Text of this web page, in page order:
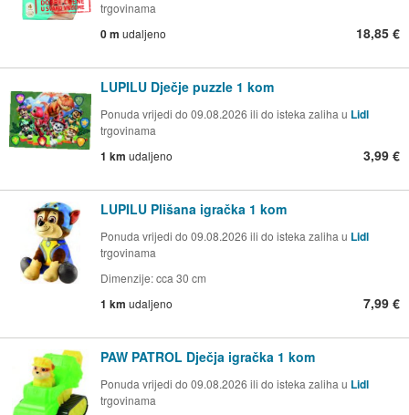
trgovinama
0 m udaljeno 18,85 €
LUPILU Dječje puzzle 1 kom
Ponuda vrijedi do 09.08.2026 ili do isteka zaliha u Lidl
trgovinama
1 km udaljeno 3,99 €
LUPILU Plišana igračka 1 kom
Ponuda vrijedi do 09.08.2026 ili do isteka zaliha u Lidl
trgovinama
Dimenzije: cca 30 cm
1 km udaljeno 7,99 €
PAW PATROL Dječja igračka 1 kom
Ponuda vrijedi do 09.08.2026 ili do isteka zaliha u Lidl
trgovinama